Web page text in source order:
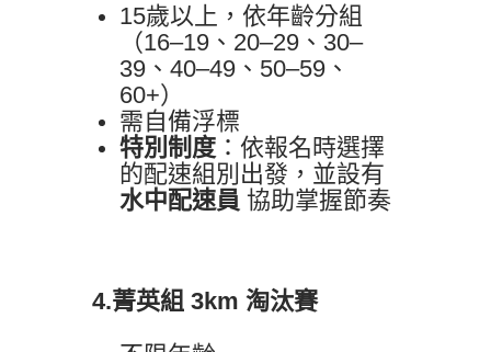
15歲以上，依年齡分組
（16–19、20–29、30–
39、40–49、50–59、
60+）
需自備浮標
特別制度 ：依報名時選擇
的配速組別出發，並設有
水中配速員 協助掌握節奏
4.菁英組 3km 淘汰賽